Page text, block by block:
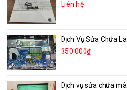
Liên hệ
Dịch Vụ Sửa Chữa
350.000₫
Dịch vụ sửa chữa